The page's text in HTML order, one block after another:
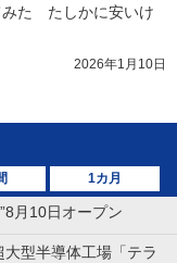
た　たしかに安いけ
2026年1月10日
1カ月
月10日オープン
型半導体工場「テラ